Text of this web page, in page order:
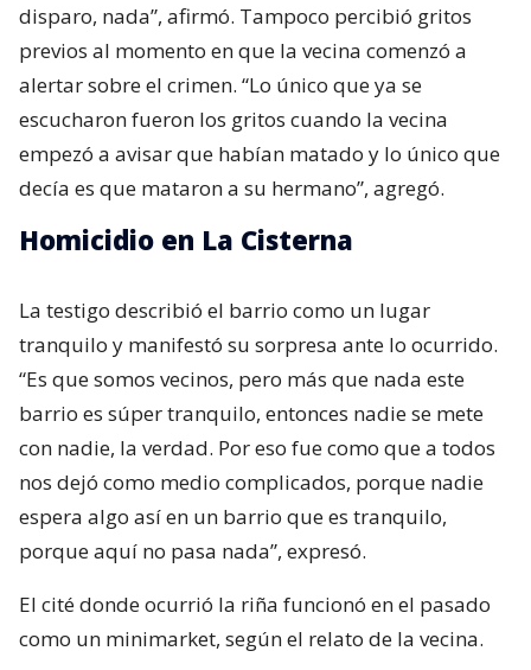
disparo, nada”, afirmó. Tampoco percibió gritos
previos al momento en que la vecina comenzó a
alertar sobre el crimen. “Lo único que ya se
escucharon fueron los gritos cuando la vecina
empezó a avisar que habían matado y lo único que
decía es que mataron a su hermano”, agregó.
Homicidio en La Cisterna
La testigo describió el barrio como un lugar
tranquilo y manifestó su sorpresa ante lo ocurrido.
“Es que somos vecinos, pero más que nada este
barrio es súper tranquilo, entonces nadie se mete
con nadie, la verdad. Por eso fue como que a todos
nos dejó como medio complicados, porque nadie
espera algo así en un barrio que es tranquilo,
porque aquí no pasa nada”, expresó.
El cité donde ocurrió la riña funcionó en el pasado
como un minimarket, según el relato de la vecina.